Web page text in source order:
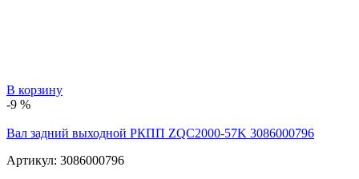
В корзину
-9 %
Вал задний выходной РКПП ZQC2000-57K 3086000796
Артикул: 3086000796